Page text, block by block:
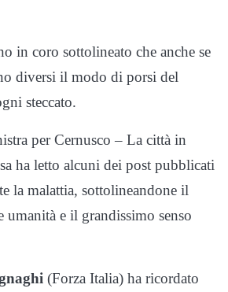
in coro sottolineato che anche se
diversi il modo di porsi del
steccato.
per Cernusco – La città in
ha letto alcuni dei post pubblicati
la malattia, sottolineandone il
umanità e il grandissimo senso
(Forza Italia) ha ricordato